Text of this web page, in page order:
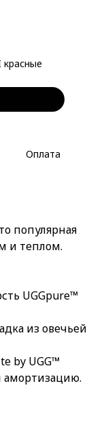
красные
Оплата
популярная
и теплом.
UGGpure™
из овечьей
by UGG™
амортизацию.